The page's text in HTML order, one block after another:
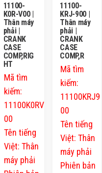
11100-
K0R-V00 |
Thân máy
phải |
CRANK
CASE
COMP,RIG
HT
Mã tìm
kiếm:
11100K0RV
00
Tên tiếng
Việt: Thân
máy phải
11100-
KRJ-900 |
Thân máy
phải |
CRANK
CASE
COMP,R
Mã tìm
kiếm:
11100KRJ9
00
Tên tiếng
Việt: Thân
máy phải
Phiên bản